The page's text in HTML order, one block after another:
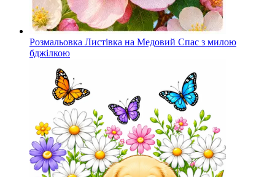
Розмальовка Листівка на Медовий Спас з милою
бджілкою